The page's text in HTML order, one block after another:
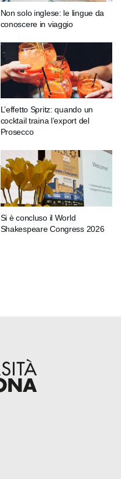
Non solo inglese: le lingue da
conoscere in viaggio
L’effetto Spritz: quando un
cocktail traina l’export del
Prosecco
Si è concluso il World
Shakespeare Congress 2026